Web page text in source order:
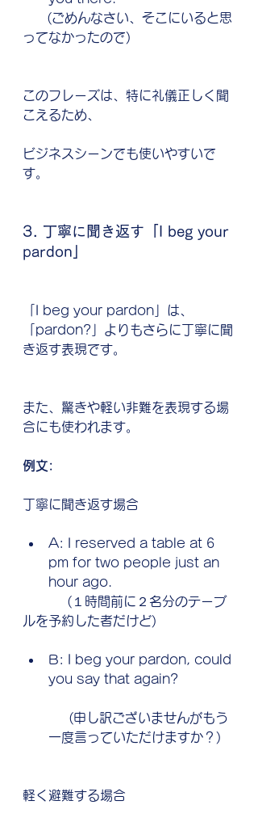
ってなかったので)
このフレーズは、特に礼儀正しく聞
こえるため、
ビジネスシーンでも使いやすいで
す。
3. 丁寧に聞き返す「I beg your
pardon」
「I beg your pardon」は、
「pardon?」よりもさらに丁寧に聞
き返す表現です。
また、驚きや軽い非難を表現する場
合にも使われます。
例文:
丁寧に聞き返す場合
A: I reserved a table at 6
pm for two people just an
hour ago.
ルを予約した者だけど)
B: I beg your pardon, could
you say that again?
一度言っていただけますか？)
軽く避難する場合